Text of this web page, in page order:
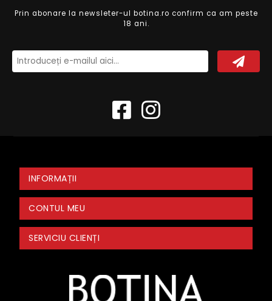
Prin abonare la newsleter-ul botina.ro confirm ca am peste
18 ani.
INFORMAȚII
CONTUL MEU
SERVICIU CLIENȚI